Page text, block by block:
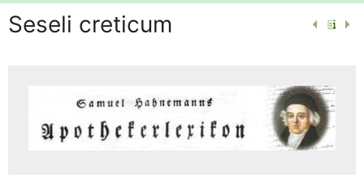
Seseli creticum